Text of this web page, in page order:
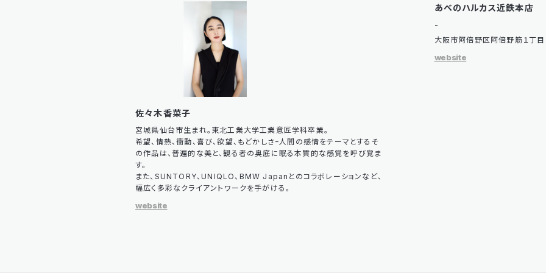
佐々木香菜子
宮城県仙台市生まれ。東北工業大学工業意匠学科卒業。
希望、情熱、衝動、喜び、欲望、もどかしさｰ人間の感情をテーマとするそ
の作品は、普遍的な美と、観る者の奥底に眠る本質的な感覚を呼び覚ま
す。
また、SUNTORY、UNIQLO、BMW Japanとのコラボレーションなど、
幅広く多彩なクライアントワークを手がける。
website
あべのハルカス近鉄本店
-
大阪市阿倍野区阿倍野筋１丁目
website